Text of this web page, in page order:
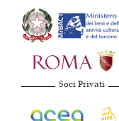
Soci Privati